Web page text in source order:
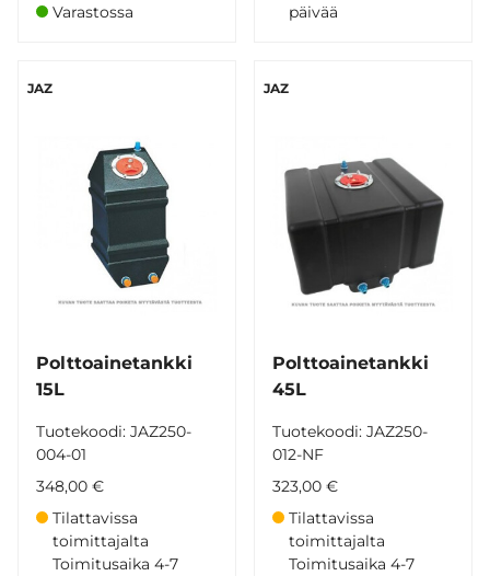
Varastossa
päivää
JAZ
Polttoainetankki
15L
Tuotekoodi: JAZ250-
004-01
348,00 €
Tilattavissa
toimittajalta
Toimitusaika 4-7
JAZ
Polttoainetankki
45L
Tuotekoodi: JAZ250-
012-NF
323,00 €
Tilattavissa
toimittajalta
Toimitusaika 4-7